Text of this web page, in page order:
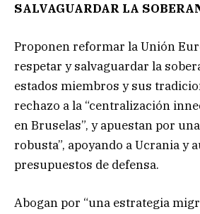
SALVAGUARDAR LA
Proponen reformar la Unión
respetar y salvaguardar la
estados miembros y sus
rechazo a la “centralización
en Bruselas”, y apuestan por
robusta”, apoyando a Ucrania y
presupuestos de defensa.
Abogan por “una estrategia